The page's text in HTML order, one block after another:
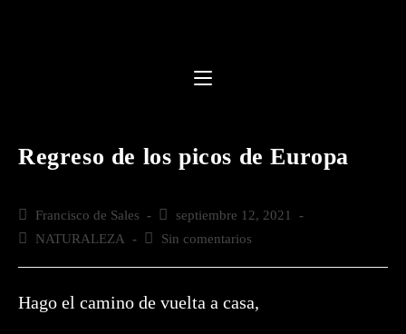
Regreso de los picos de Europa
Autor
de
entrada:
Francisco de Sales
Publicación
de
entrada:
septiembre 12, 2021
Categoría
entrada:
NATURALEZA
Comentarios
entrada:
Sin comentarios
Hago el camino de vuelta a casa,